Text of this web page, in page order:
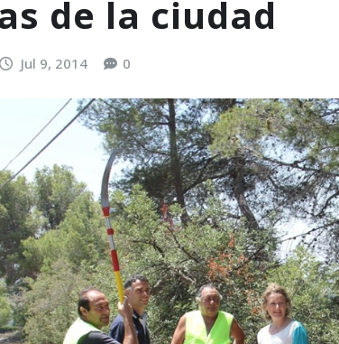
de la ciudad
Jul 9, 2014 0